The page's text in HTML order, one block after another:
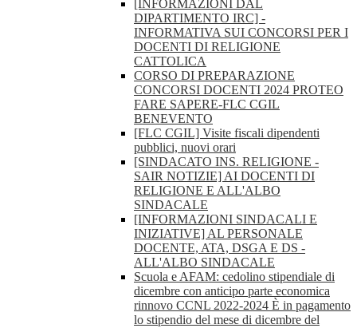
[INFORMAZIONI DAL
DIPARTIMENTO IRC] -
INFORMATIVA SUI CONCORSI PER I
DOCENTI DI RELIGIONE
CATTOLICA
CORSO DI PREPARAZIONE
CONCORSI DOCENTI 2024 PROTEO
FARE SAPERE-FLC CGIL
BENEVENTO
[FLC CGIL] Visite fiscali dipendenti
pubblici, nuovi orari
[SINDACATO INS. RELIGIONE -
SAIR NOTIZIE] AI DOCENTI DI
RELIGIONE E ALL'ALBO
SINDACALE
[INFORMAZIONI SINDACALI E
INIZIATIVE] AL PERSONALE
DOCENTE, ATA, DSGA E DS -
ALL'ALBO SINDACALE
Scuola e AFAM: cedolino stipendiale di
dicembre con anticipo parte economica
rinnovo CCNL 2022-2024 È in pagamento
lo stipendio del mese di dicembre del